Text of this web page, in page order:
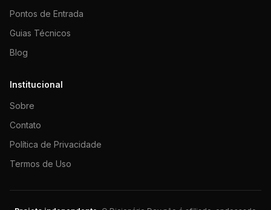
Pontos de Entrada
Guias Técnicos
Blog
Institucional
Sobre
Contato
Política de Privacidade
Termos de Uso